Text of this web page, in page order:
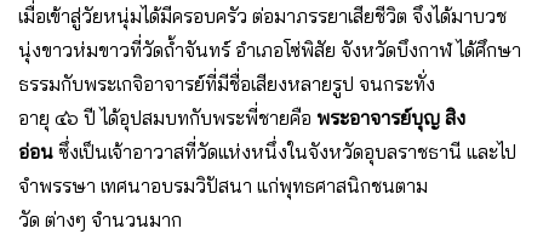
เมื่อเข้าสู่วัยหนุ่มได้มีครอบครัว ต่อมาภรรยาเสียชีวิต จึงได้มาบวช
นุ่งขาวห่มขาวที่วัดถ้ำจันทร์ อำเภอโซ่พิสัย จังหวัดบึงกาฬ ได้ศึกษา
ธรรมกับพระเกจิอาจารย์ที่มีชื่อเสียงหลายรูป จนกระทั่ง
อายุ ๔๖ ปี ได้อุปสมบทกับพระพี่ชายคือ พระอาจารย์บุญ สิง
อ่อน ซึ่งเป็นเจ้าอาวาสที่วัดแห่งหนึ่งในจังหวัดอุบลราชธานี และไป
จำพรรษา เทศนาอบรมวิปัสนา แก่พุทธศาสนิกชนตาม
วัด ต่างๆ จำนวนมาก